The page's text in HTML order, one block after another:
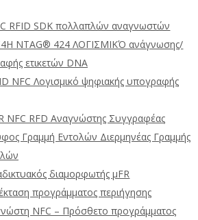
RFID SDK πολλαπλών αναγνωστών
NTAG® 424 ΛΟΓΙΣΜΙΚΌ ανάγνωσης/
ετικετών DNA
NFC Λογισμικό ψηφιακής υπογραφής
NFC RFD Αναγνώστης Συγγραφέας
Γραμμή Εντολών Διερμηνέας Γραμμής
διαμορφωτής μFR
προγράμματος περιήγησης
NFC – Πρόσθετο προγράμματος